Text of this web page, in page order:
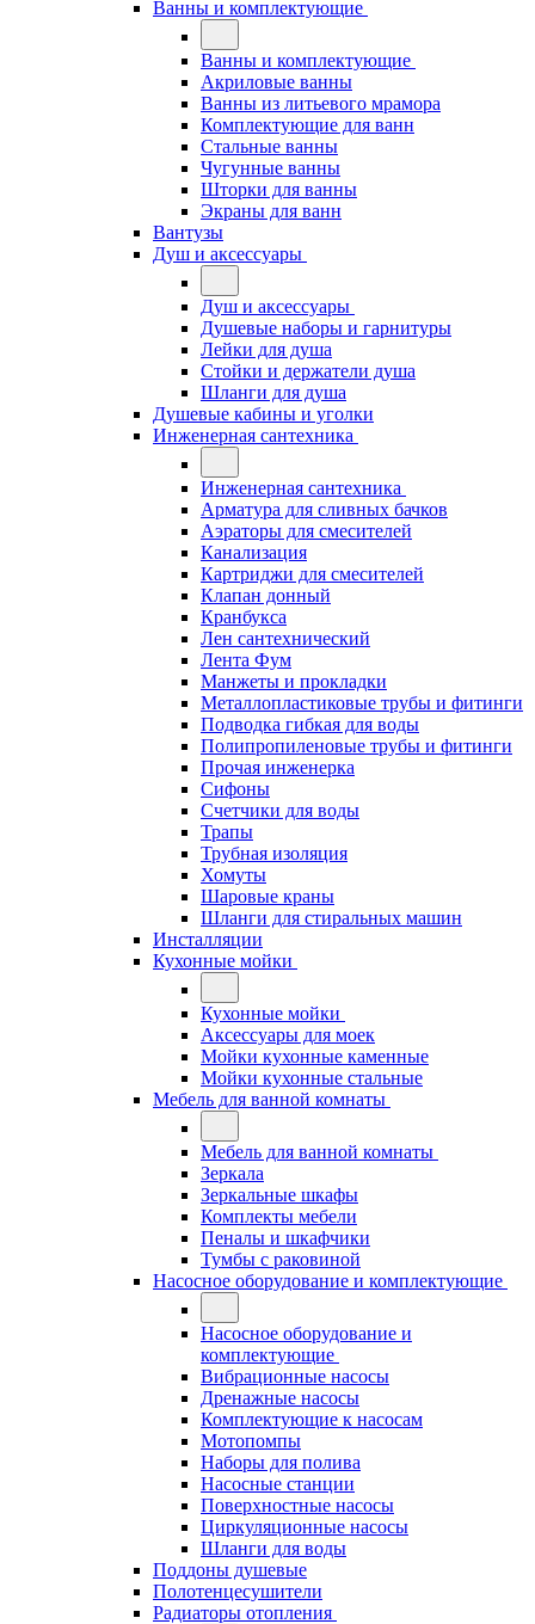
Ванны и комплектующие
Ванны и комплектующие
Акриловые ванны
Ванны из литьевого мрамора
Комплектующие для ванн
Стальные ванны
Чугунные ванны
Шторки для ванны
Экраны для ванн
Вантузы
Душ и аксессуары
Душ и аксессуары
Душевые наборы и гарнитуры
Лейки для душа
Стойки и держатели душа
Шланги для душа
Душевые кабины и уголки
Инженерная сантехника
Инженерная сантехника
Арматура для сливных бачков
Аэраторы для смесителей
Канализация
Картриджи для смесителей
Клапан донный
Кранбукса
Лен сантехнический
Лента Фум
Манжеты и прокладки
Металлопластиковые трубы и фитинги
Подводка гибкая для воды
Полипропиленовые трубы и фитинги
Прочая инженерка
Сифоны
Счетчики для воды
Трапы
Трубная изоляция
Хомуты
Шаровые краны
Шланги для стиральных машин
Инсталляции
Кухонные мойки
Кухонные мойки
Аксессуары для моек
Мойки кухонные каменные
Мойки кухонные стальные
Мебель для ванной комнаты
Мебель для ванной комнаты
Зеркала
Зеркальные шкафы
Комплекты мебели
Пеналы и шкафчики
Тумбы с раковиной
Насосное оборудование и комплектующие
Насосное оборудование и
комплектующие
Вибрационные насосы
Дренажные насосы
Комплектующие к насосам
Мотопомпы
Наборы для полива
Насосные станции
Поверхностные насосы
Циркуляционные насосы
Шланги для воды
Поддоны душевые
Полотенцесушители
Радиаторы отопления